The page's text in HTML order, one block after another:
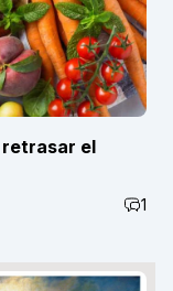
retrasar el
1